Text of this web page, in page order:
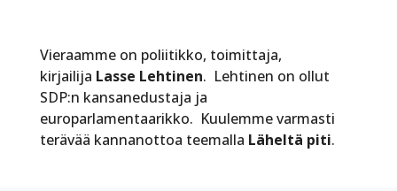
Vieraamme on poliitikko, toimittaja,
kirjailija Lasse Lehtinen. Lehtinen on ollut
SDP:n kansanedustaja ja
europarlamentaarikko. Kuulemme varmasti
terävää kannanottoa teemalla Läheltä piti.